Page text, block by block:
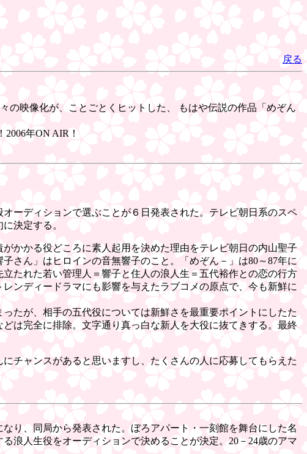
戻る
の映像化が、ことごとくヒットした、 もはや伝説の作品「めぞん
年ON AIR！
ーディションで選ぶことが６日発表された。テレビ朝日系のスペ
決定する。
かかる役どころに素人起用を決めた理由をテレビ朝日の内山聖子
さん」はヒロインの音無響子のこと。「めぞん－」は80～87年に
たれた若い管理人＝響子と住人の浪人生＝五代裕作との恋の行方
ンディードラマにも影響を与えたラブコメの原点で、今も新鮮に
たが、相手の五代役については新鮮さを最重要ポイントにしたた
は完全に排除。文字通り真っ白な新人を大役に抜てきする。最終
チャンスがあると思いますし、たくさんの人に応募してもらえた
り、同局から発表された。ぼろアパート・一刻館を舞台にした名
浪人生役をオーディションで決めることが決定。20－24歳のアマ